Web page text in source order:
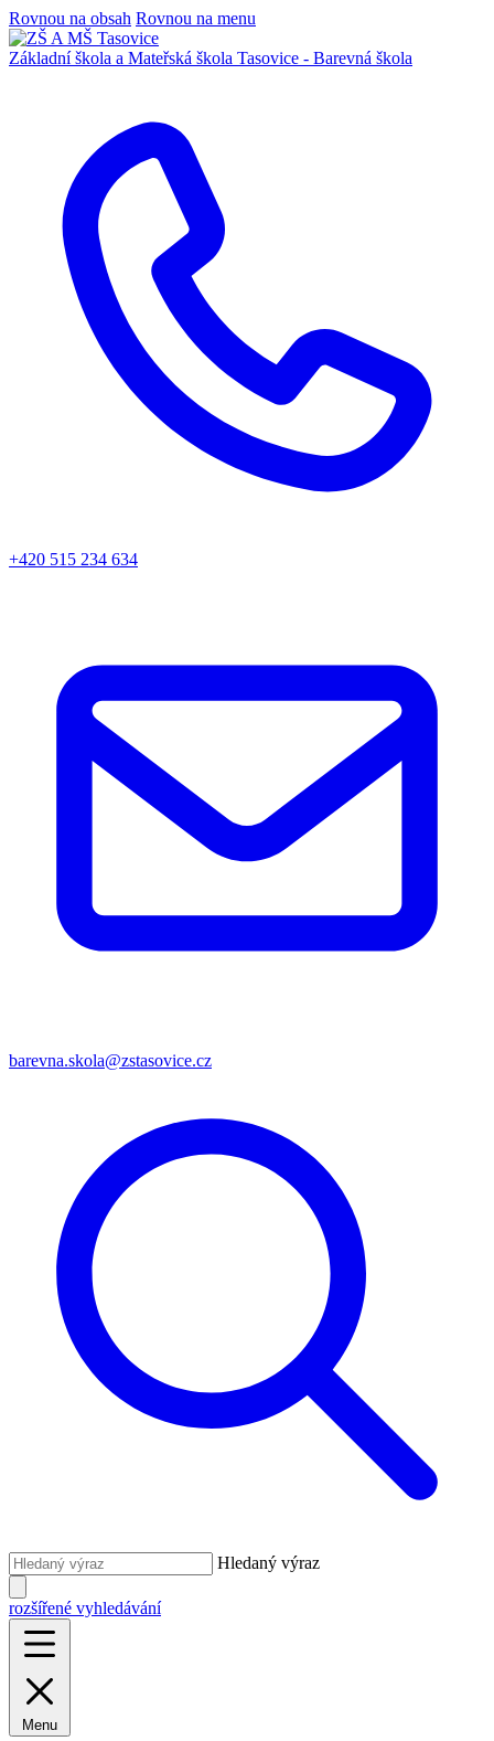
Rovnou na obsah Rovnou na menu
Základní škola a Mateřská škola Tasovice - Barevná škola
+420 515 234 634
barevna.skola@zstasovice.cz
Hledaný výraz
rozšířené vyhledávání
Menu